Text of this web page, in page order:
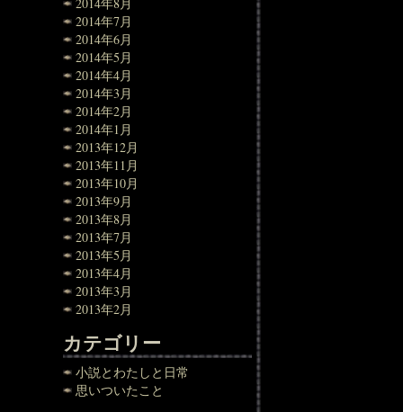
2014年7月
2014年6月
2014年5月
2014年4月
2014年3月
2014年2月
2014年1月
2013年12月
2013年11月
2013年10月
2013年9月
2013年8月
2013年7月
2013年5月
2013年4月
2013年3月
2013年2月
カテゴリー
小説とわたしと日常
思いついたこと